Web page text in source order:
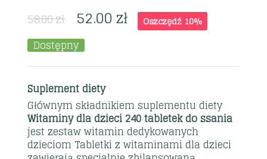
58.00zł 52.00zł Oszczędź 10%
Dostępny
Suplement diety
Głównym składnikiem suplementu diety
Witaminy dla dzieci 240 tabletek do ssania
jest zestaw witamin dedykowanych
dzieciom Tabletki z witaminami dla dzieci